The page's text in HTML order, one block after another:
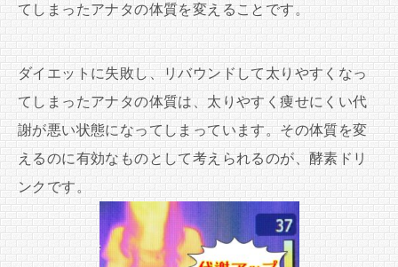
てしまったアナタの体質を変えることです。
ダイエットに失敗し、リバウンドして太りやすくなっ
てしまったアナタの体質は、太りやすく痩せにくい代
謝が悪い状態になってしまっています。その体質を変
えるのに有効なものとして考えられるのが、酵素ドリ
ンクです。